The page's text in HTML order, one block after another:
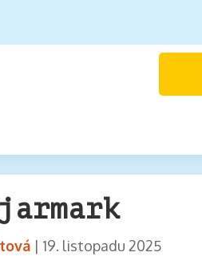
| 19. listopadu 2025